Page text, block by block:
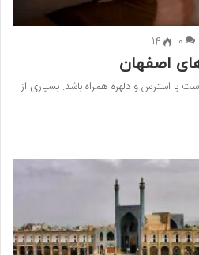
0
14
اصفهان
با استرس و دلهره همراه باشد. بسیاری از